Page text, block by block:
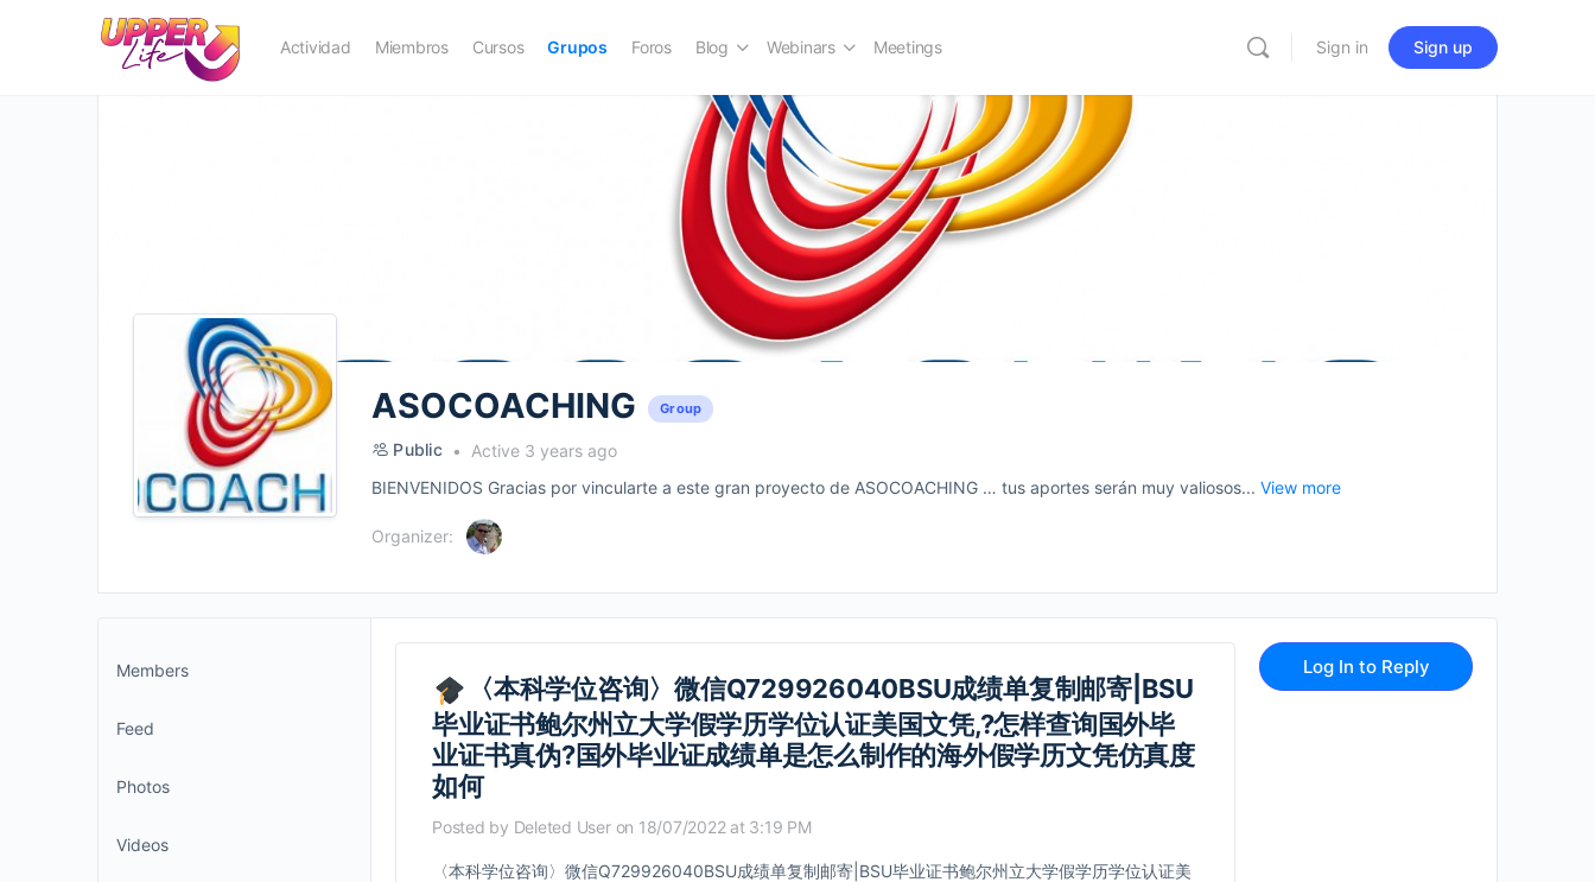
Actividad Miembros Cursos Grupos Foros Blog Webinars Meetings Sign in Sign up
ASOCOACHING Group
Public
Active 3 years ago
BIENVENIDOS Gracias por vincularte a este gran proyecto de ASOCOACHING … tus aportes serán muy valiosos... View more
Organizer:
Members
Feed
Photos
Videos
〈本科学位咨询〉微信Q729926040BSU成绩单复制邮寄|BSU
毕业证书鲍尔州立大学假学历学位认证美国文凭,?怎样查询国外毕
业证书真伪?国外毕业证成绩单是怎么制作的海外假学历文凭仿真度
如何
Posted by Deleted User on 18/07/2022 at 3:19 PM
〈本科学位咨询〉微信Q729926040BSU成绩单复制邮寄|BSU毕业证书鲍尔州立大学假学历学位认证美
Log In to Reply